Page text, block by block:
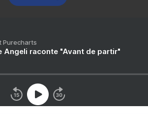
Purecharts
Angeli raconte "Avant de partir"